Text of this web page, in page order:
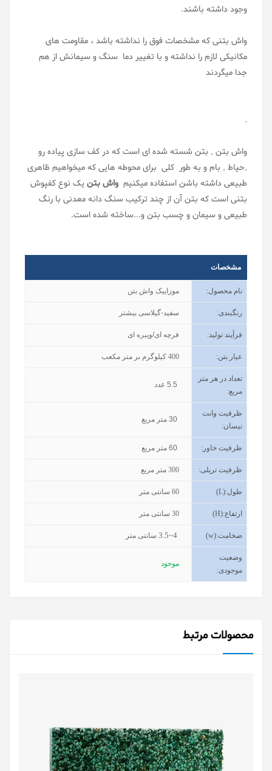
وجود داشته باشند.
واش بتنی که مشخصات فوق را نداشته باشد ، مقاومت های
مکانیکی لازم را نداشته و با تغییر دما سنگ و سیمانش از هم
جدا میگردند
.
واش بتن , بتن شسته شده ای است که در کف سازی پیاده رو
,حیاط , بام و به طور کلی برای محوطه هایی که میخواهیم ظاهری
طبیعی داشته باشن استفاده میکنیم واش بتن یک نوع کفپوش
بتنی است که بتن آن از چند ترکیب سنگ دانه معدنی با رنگ
طبیعی و سیمان و چسب بتن و...ساخته شده است.
مشخصات
نام محصول: موزاییک واش بتن
رنگبندی: سفید-گیلاسی بیشتر
فرآیند تولید: فرچه ای/ویبره ای
عیار بتن:
400 کیلوگرم بر متر مکعب
تعداد در هر متر
مربع:
5.5 عدد
ظرفیت وانت
نیسان:
30 متر مربع
ظرفیت خاور :
60 متر مربع
ظرفیت تریلی:
300 متر مربع
طول(L):
60 سانتی متر
ارتفاع(H):
30 سانتی متر
ضخامت(w):
3.5~4 سانتی متر
وضعیت
موجودی:
موجود
محصولات مرتبط